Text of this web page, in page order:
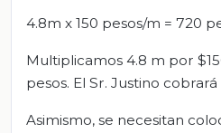
4.8m x 150 pesos/m = 720
Multiplicamos 4.8 m por
pesos. El Sr. Justino cobrará
Asimismo, se necesitan